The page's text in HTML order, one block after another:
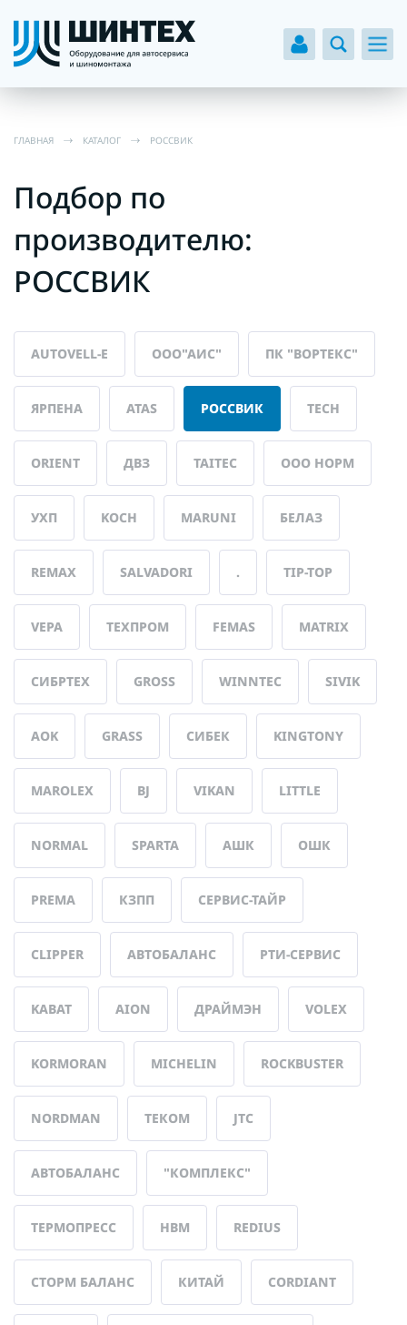
ГЛАВНАЯ КАТАЛОГ РОССВИК
Подбор по
производителю:
РОССВИК
AUTOVELL-E ООО"АИС" ПК "ВОРТЕКС"
ЯРПЕНА ATAS РОССВИК TECH
ORIENT ДВЗ TAITEC ООО НОРМ
УХП KOCH MARUNI БЕЛАЗ
REMAX SALVADORI . TIP-TOP
VEPA ТЕХПРОМ FEMAS MATRIX
СИБРТЕХ GROSS WINNTEC SIVIK
AOK GRASS СИБЕК KINGTONY
MAROLEX BJ VIKAN LITTLE
NORMAL SPARTA АШК ОШК
PREMA КЗПП СЕРВИС-ТАЙР
CLIPPER АВТОБАЛАНС РТИ-СЕРВИС
KABAT AION ДРАЙМЭН VOLEX
KORMORAN MICHELIN ROCKBUSTER
NORDMAN ТЕКОМ JTC
АВТОБАЛАНС "КОМПЛЕКС"
ТЕРМОПРЕСС НВМ REDIUS
СТОРМ БАЛАНС КИТАЙ CORDIANT